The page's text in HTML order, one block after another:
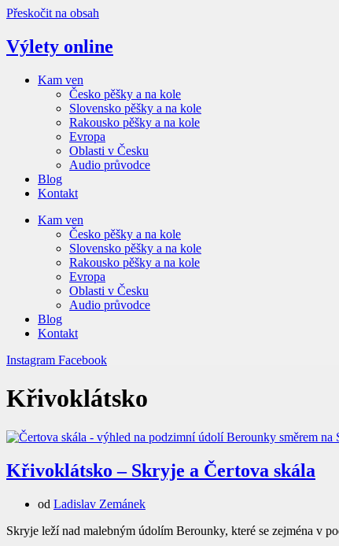
Přeskočit na obsah
Výlety online
Kam ven
Česko pěšky a na kole
Slovensko pěšky a na kole
Rakousko pěšky a na kole
Evropa
Oblasti v Česku
Audio průvodce
Blog
Kontakt
Kam ven
Česko pěšky a na kole
Slovensko pěšky a na kole
Rakousko pěšky a na kole
Evropa
Oblasti v Česku
Audio průvodce
Blog
Kontakt
Instagram Facebook
Křivoklátsko
Křivoklátsko – Skryje a Čertova skála
od Ladislav Zemánek
Skryje leží nad malebným údolím Berounky, které se zejména v